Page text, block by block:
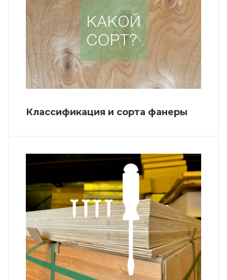
Классификация и сорта фанеры